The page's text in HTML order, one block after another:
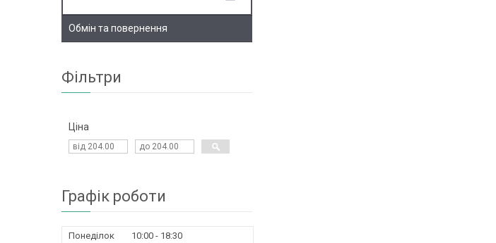
Обмін та повернення
Фільтри
Ціна
Графік роботи
Понеділок 10:00
18:30